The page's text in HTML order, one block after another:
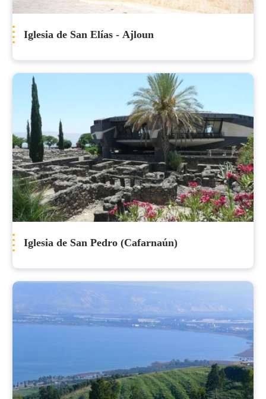
Iglesia de San Elías - Ajloun
Iglesia de San Pedro (Cafarnaún)